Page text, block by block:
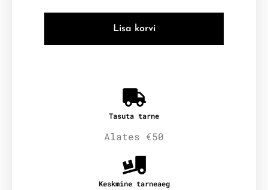
Lisa korvi
Tasuta tarne
Alates €50
Keskmine tarneaeg